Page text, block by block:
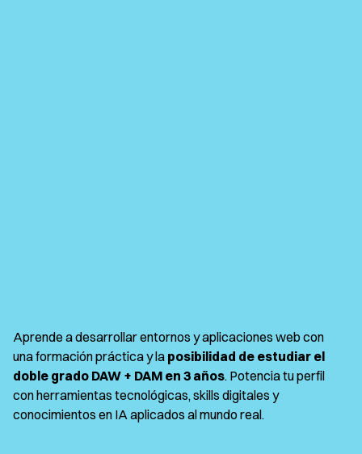
Aprende a desarrollar entornos y aplicaciones web con
una formación práctica y la posibilidad de estudiar el
doble grado DAW + DAM en 3 años. Potencia tu perfil
con herramientas tecnológicas, skills digitales y
conocimientos en IA aplicados al mundo real.